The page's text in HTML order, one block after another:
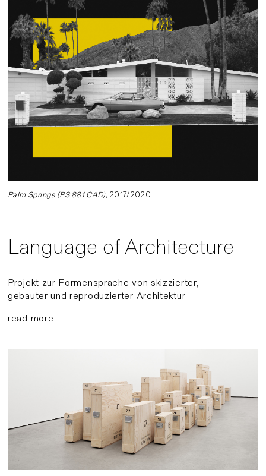
Palm Springs (PS 881 CAD), 2017/2020
Language of Architecture
Projekt zur Formensprache von skizzierter,
gebauter und reproduzierter Architektur
read more